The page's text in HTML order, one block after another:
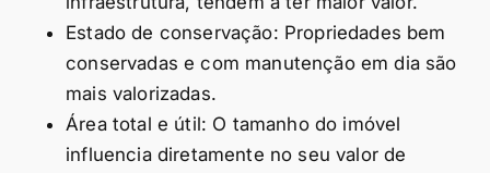
Estado de conservação: Propriedades bem
conservadas e com manutenção em dia são
mais valorizadas.
Área total e útil: O tamanho do imóvel
influencia diretamente no seu valor de